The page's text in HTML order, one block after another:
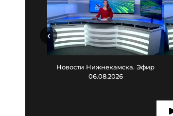
Новости Нижнекамска. Эфир
06.08.2026
‹